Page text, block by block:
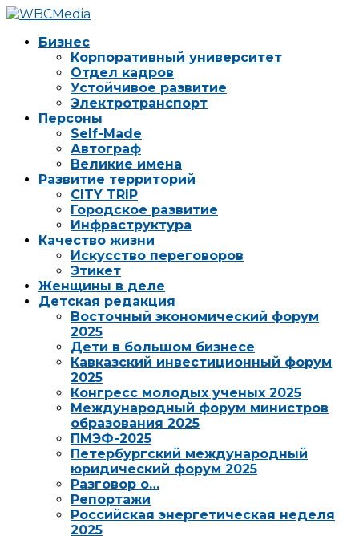
Бизнес
Корпоративный университет
Отдел кадров
Устойчивое развитие
Электротранспорт
Персоны
Self-Made
Автограф
Великие имена
Развитие территорий
CITY TRIP
Городское развитие
Инфраструктура
Качество жизни
Искусство переговоров
Этикет
Женщины в деле
Детская редакция
Восточный экономический форум
2025
Дети в большом бизнесе
Кавказский инвестиционный форум
2025
Конгресс молодых ученых 2025
Международный форум министров
образования 2025
ПМЭФ-2025
Петербургский международный
юридический форум 2025
Разговор о…
Репортажи
Российская энергетическая неделя
2025